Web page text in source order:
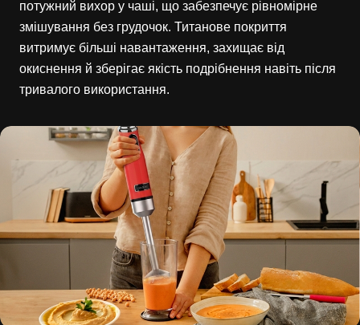
потужний вихор у чаші, що забезпечує рівномірне
змішування без грудочок. Титанове покриття
витримує більші навантаження, захищає від
окиснення й зберігає якість подрібнення навіть після
тривалого використання.